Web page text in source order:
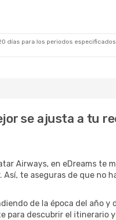
para los periodos
se ajusta a tu
Airways, en eDreams te
te aseguras de que no
de la época del año y
descubrir el itinerario